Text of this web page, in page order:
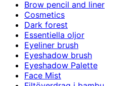
Brow pencil and liner
Cosmetics
Dark forest
Essentiella oljor
Eyeliner brush
Eyeshadow brush
Eyeshadow Palette
Face Mist